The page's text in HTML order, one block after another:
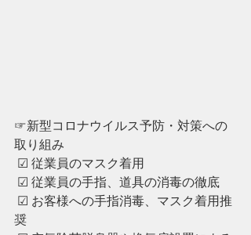
☞新型コロナウイルス予防・対策への
取り組み
☑︎ 従業員のマスク着用
☑︎ ︎従業員の手指、道具の消毒の徹底
奨